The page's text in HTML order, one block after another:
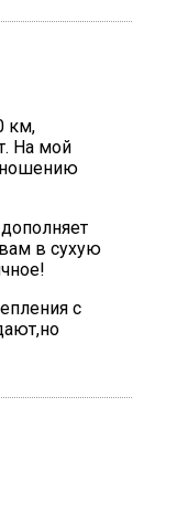
км,
На мой
в сухую
с